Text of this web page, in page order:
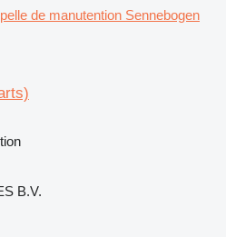
pelle de manutention Sennebogen
B.V.